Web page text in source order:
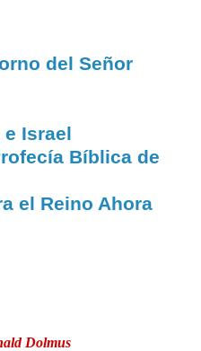
del Señor
Israel
Bíblica de
el Reino Ahora
Dolmus